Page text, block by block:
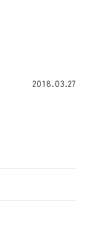
2018.03.27